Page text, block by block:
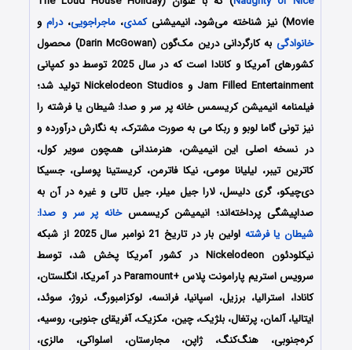
Movie) نیز شناخته می‌شود، انیمیشنی
کمدی،ماجراجویی،درامو
خانوادگی
به کارگردانی درین مک‌گون (Darin McGowan) محصول
کشورهای آمریکا و کانادا است که در سال 2025 توسط دو کمپانی‌
Jam Filled Entertainment و Nickelodeon Studios تولید شد؛
فیلمنامه انیمیشن کریسمس خانه پر سر و صدا: شیطان یا فرشته را
نیز تونی گاما لوبو و ربکا می به صورت مشترک، به نگارش درآورده‌‌‌‌‌‌ و
در نسخه اصلی این انیمیشن، هنرمندانی همچونسویر کول،
کاترین تیبر، لیلیانا مومی، نیکا فاترمن، کریستینا پوسلی، جسیکا
دی‌چیکو، گری دلیسل، لارا جیل میلر، جیل تالی و غیره در آن به
صداپیشگی پرداخته‌اند؛ انیمیشن کریسمسخانه پر سر و صدا:
شیطان یا فرشته
اولین بار در تاریخ 21 نوامبر سال 2025 از شبکه
نیکلودئون Nickelodeon در کشور آمریکا پخش شد، توسط
سرویس استریم پارامونت پلاس +Paramount
در آمریکا، انگلستان،
کانادا، استرالیا، برزیل، اسپانیا، فرانسه، لوکزامبورگ، نروژ، سوئد،
ایتالیا، آلمان، پرتغال، بلژیک، چین، مکزیک، آفریقای جنوبی، روسیه،
کره‌جنوبی، هنگ‎‌کنگ، ژاپن، مجارستان، اسلواکی، مالزی،